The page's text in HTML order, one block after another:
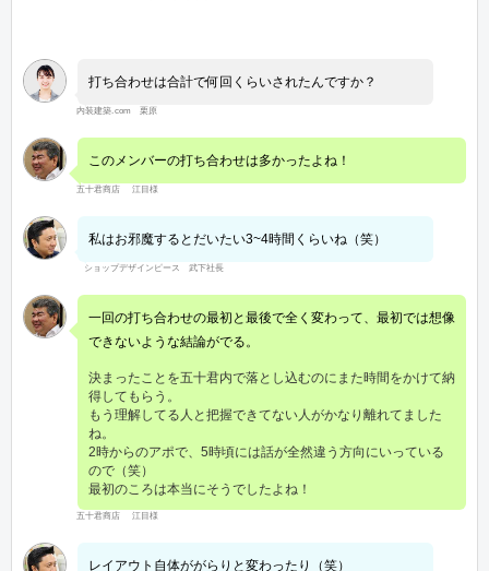
打ち合わせは合計で何回くらいされたんですか？
内装建築.com 栗原
このメンバーの打ち合わせは多かったよね！
五十君商店 江目様
私はお邪魔するとだいたい3~4時間くらいね（笑）
ショップデザインピース 武下社長
一回の打ち合わせの最初と最後で全く変わって、最初では想像
できないような結論がでる。
決まったことを五十君内で落とし込むのにまた時間をかけて納
得してもらう。
もう理解してる人と把握できてない人がかなり離れてました
ね。
2時からのアポで、5時頃には話が全然違う方向にいっている
ので（笑）
最初のころは本当にそうでしたよね！
五十君商店 江目様
レイアウト自体ががらりと変わったり（笑）